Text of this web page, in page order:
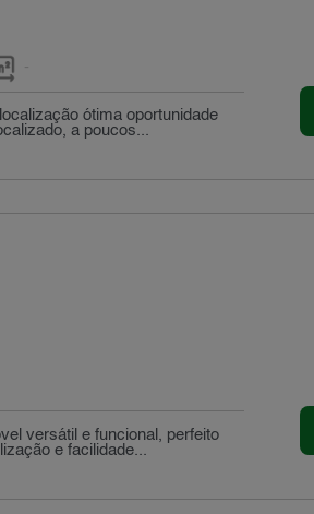
-
ótima oportunidade
a poucos...
versátil e funcional, perfeito
e facilidade...